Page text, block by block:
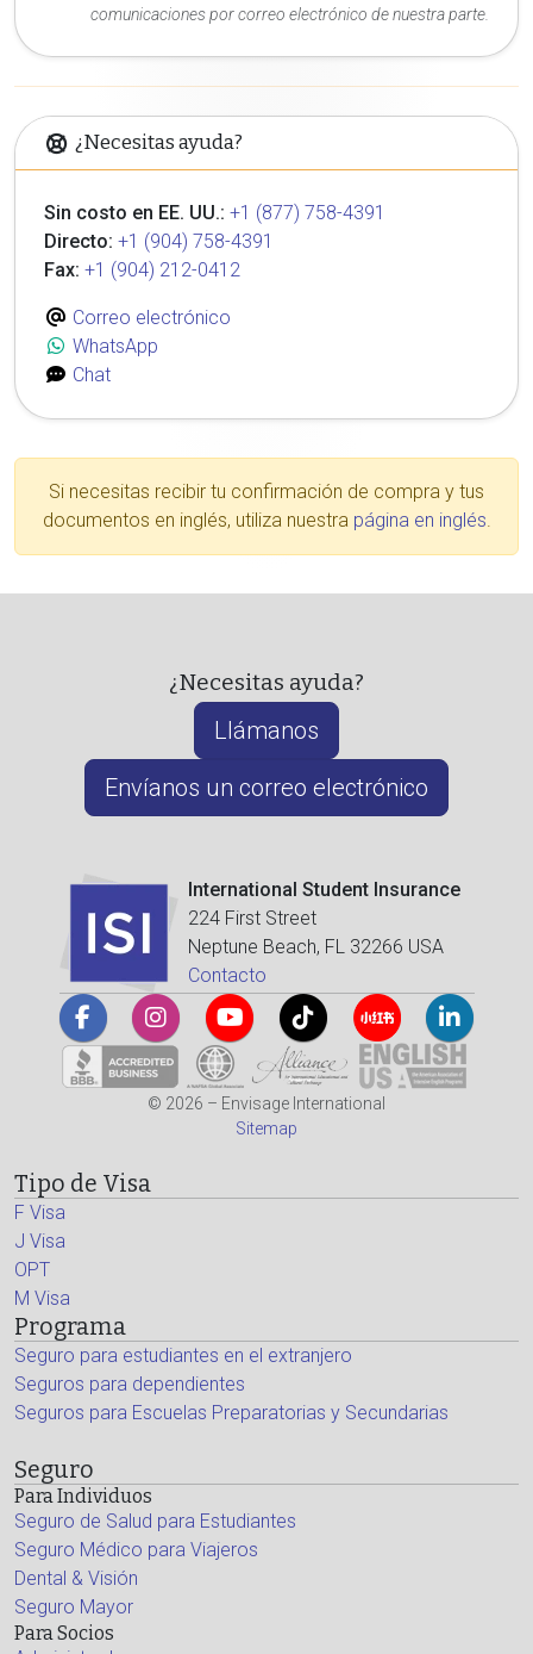
comunicaciones por correo electrónico de nuestra parte.
¿Necesitas ayuda?
Sin costo en EE. UU.: +1 (877) 758-4391
Directo: +1 (904) 758-4391
Fax: +1 (904) 212-0412
Correo electrónico
WhatsApp
Chat
Si necesitas recibir tu confirmación de compra y tus
documentos en inglés, utiliza nuestra página en inglés.
¿Necesitas ayuda?
Llámanos
Envíanos un correo electrónico
International Student Insurance
224 First Street
Neptune Beach, FL 32266 USA
Contacto
© 2026 – Envisage International
Sitemap
Tipo de Visa
F Visa
J Visa
OPT
M Visa
Programa
Seguro para estudiantes en el extranjero
Seguros para dependientes
Seguros para Escuelas Preparatorias y Secundarias
Seguro
Para Individuos
Seguro de Salud para Estudiantes
Seguro Médico para Viajeros
Dental & Visión
Seguro Mayor
Para Socios